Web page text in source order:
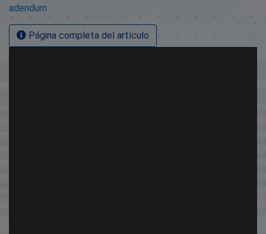
adendum
Página completa del artículo